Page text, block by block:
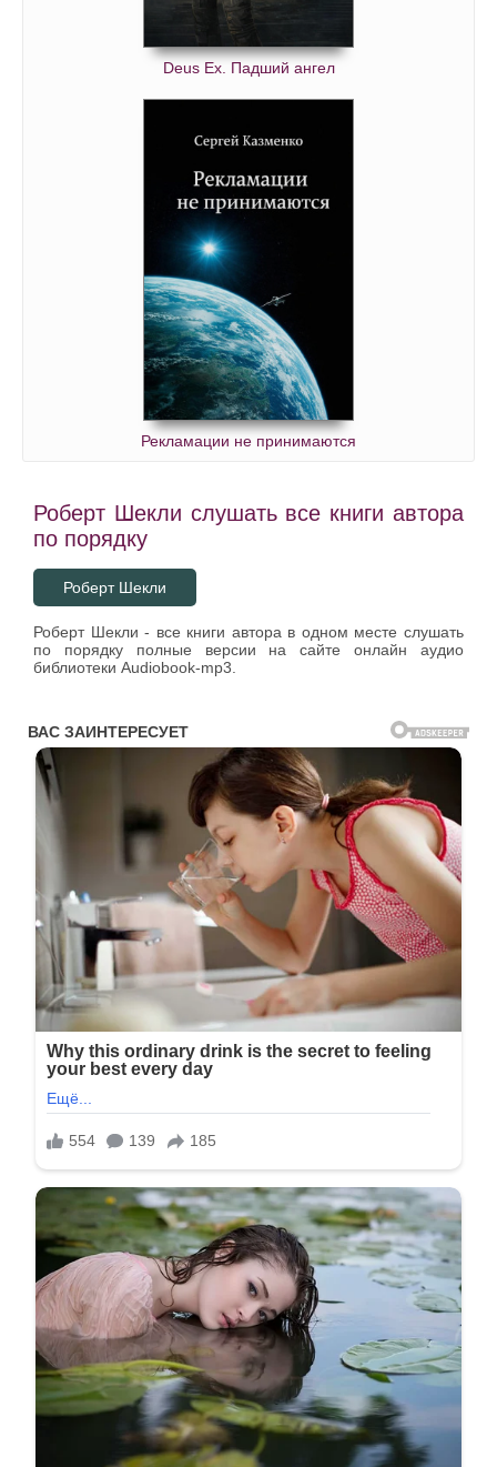
Deus Ex. Падший ангел
Рекламации не принимаются
Роберт Шекли слушать все книги автора
по порядку
Роберт Шекли
Роберт Шекли - все книги автора в одном месте слушать
по порядку полные версии на сайте онлайн аудио
библиотеки Audiobook-mp3.